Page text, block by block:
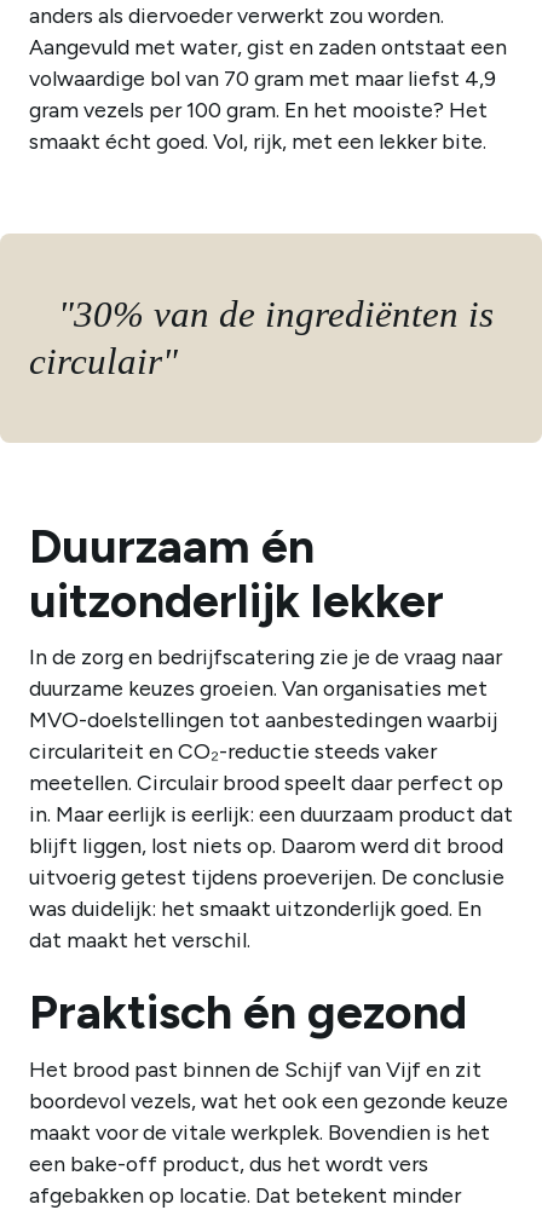
anders als diervoeder verwerkt zou worden.
Aangevuld met water, gist en zaden ontstaat een
volwaardige bol van 70 gram met maar liefst 4,9
gram vezels per 100 gram. En het mooiste? Het
smaakt écht goed. Vol, rijk, met een lekker bite.
"30% van de ingrediënten is
circulair"
Duurzaam én
uitzonderlijk lekker
In de zorg en bedrijfscatering zie je de vraag naar
duurzame keuzes groeien. Van organisaties met
MVO-doelstellingen tot aanbestedingen waarbij
circulariteit en CO₂-reductie steeds vaker
meetellen. Circulair brood speelt daar perfect op
in. Maar eerlijk is eerlijk: een duurzaam product dat
blijft liggen, lost niets op. Daarom werd dit brood
uitvoerig getest tijdens proeverijen. De conclusie
was duidelijk: het smaakt uitzonderlijk goed. En
dat maakt het verschil.
Praktisch én gezond
Het brood past binnen de Schijf van Vijf en zit
boordevol vezels, wat het ook een gezonde keuze
maakt voor de vitale werkplek. Bovendien is het
een bake-off product, dus het wordt vers
afgebakken op locatie. Dat betekent minder